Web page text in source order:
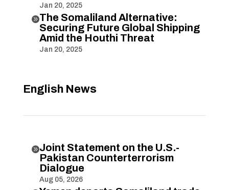
Jan 20, 2025
The Somaliland Alternative:
Securing Future Global Shipping
Amid the Houthi Threat
Jan 20, 2025
English News
Joint Statement on the U.S.-
Pakistan Counterterrorism
Dialogue
Aug 05, 2026